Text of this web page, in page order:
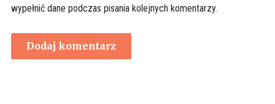
wypełnić dane podczas pisania kolejnych komentarzy.